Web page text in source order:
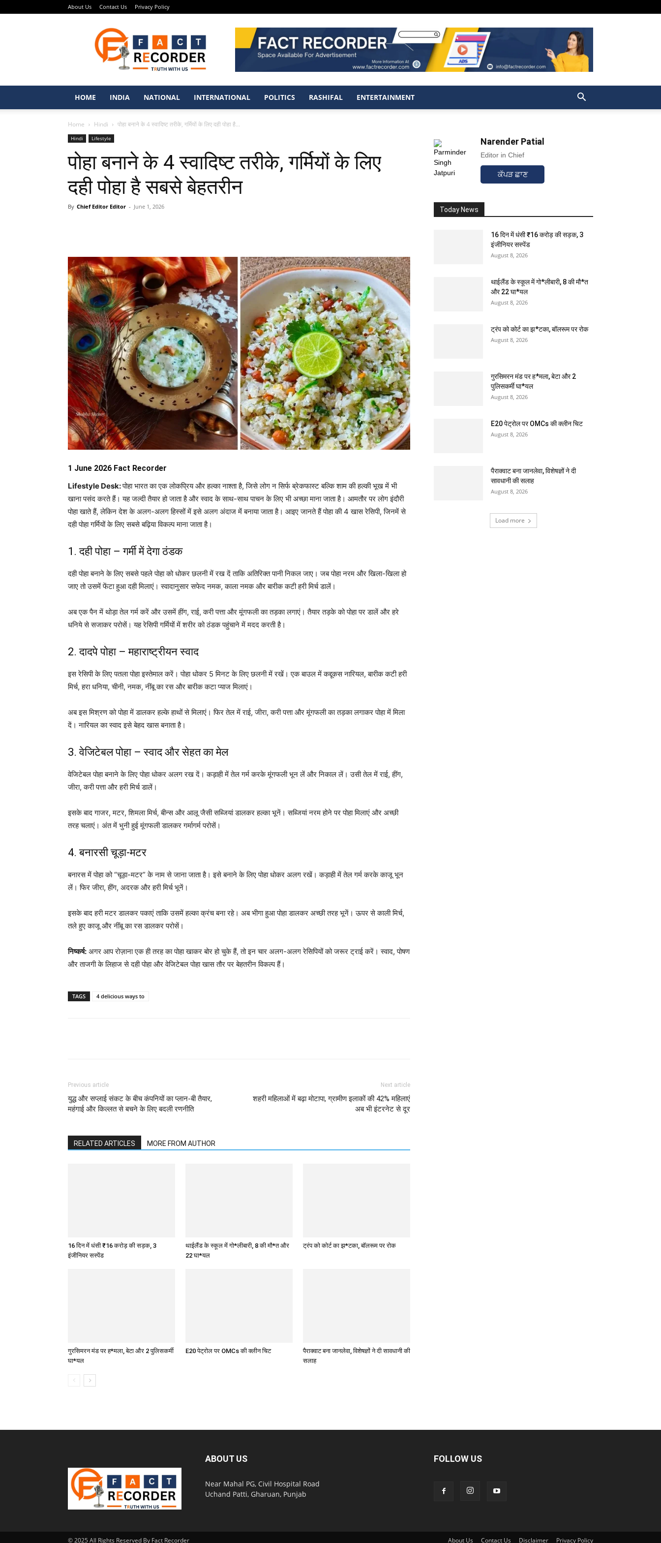
About Us Contact Us Privacy Policy
Recorder
–
Punjabi
News
Portal
HOME
INDIA NATIONAL INTERNATIONAL POLITICS RASHIFAL ENTERTAINMENT
Home Hindi पोहा बनाने के 4 स्वादिष्ट तरीके, गर्मियों के लिए दही पोहा है...
Hindi Lifestyle
पोहा बनाने के 4 स्वादिष्ट तरीके, गर्मियों के लिए
दही पोहा है सबसे बेहतरीन
By Chief Editor Editor - June 1, 2026
1 June 2026 Fact Recorder
Lifestyle Desk:पोहा भारत का एक लोकप्रिय और हल्का नाश्ता है, जिसे लोग न सिर्फ ब्रेकफास्ट बल्कि शाम की हल्की भूख में भी
खाना पसंद करते हैं। यह जल्दी तैयार हो जाता है और स्वाद के साथ-साथ पाचन के लिए भी अच्छा माना जाता है। आमतौर पर लोग इंदौरी
पोहा खाते हैं, लेकिन देश के अलग-अलग हिस्सों में इसे अलग अंदाज में बनाया जाता है। आइए जानते हैं पोहा की 4 खास रेसिपी, जिनमें से
दही पोहा गर्मियों के लिए सबसे बढ़िया विकल्प माना जाता है।
1. दही पोहा – गर्मी में देगा ठंडक
दही पोहा बनाने के लिए सबसे पहले पोहा को धोकर छलनी में रख दें ताकि अतिरिक्त पानी निकल जाए। जब पोहा नरम और खिला-खिला हो
जाए तो उसमें फेंटा हुआ दही मिलाएं। स्वादानुसार सफेद नमक, काला नमक और बारीक कटी हरी मिर्च डालें।
अब एक पैन में थोड़ा तेल गर्म करें और उसमें हींग, राई, करी पत्ता और मूंगफली का तड़का लगाएं। तैयार तड़के को पोहा पर डालें और हरे
धनिये से सजाकर परोसें। यह रेसिपी गर्मियों में शरीर को ठंडक पहुंचाने में मदद करती है।
2. दादपे पोहा – महाराष्ट्रीयन स्वाद
इस रेसिपी के लिए पतला पोहा इस्तेमाल करें। पोहा धोकर 5 मिनट के लिए छलनी में रखें। एक बाउल में कद्दूकस नारियल, बारीक कटी हरी
मिर्च, हरा धनिया, चीनी, नमक, नींबू का रस और बारीक कटा प्याज मिलाएं।
अब इस मिश्रण को पोहा में डालकर हल्के हाथों से मिलाएं। फिर तेल में राई, जीरा, करी पत्ता और मूंगफली का तड़का लगाकर पोहा में मिला
दें। नारियल का स्वाद इसे बेहद खास बनाता है।
3. वेजिटेबल पोहा – स्वाद और सेहत का मेल
वेजिटेबल पोहा बनाने के लिए पोहा धोकर अलग रख दें। कड़ाही में तेल गर्म करके मूंगफली भून लें और निकाल लें। उसी तेल में राई, हींग,
जीरा, करी पत्ता और हरी मिर्च डालें।
इसके बाद गाजर, मटर, शिमला मिर्च, बीन्स और आलू जैसी सब्जियां डालकर हल्का भूनें। सब्जियां नरम होने पर पोहा मिलाएं और अच्छी
तरह चलाएं। अंत में भुनी हुई मूंगफली डालकर गर्मागर्म परोसें।
4. बनारसी चूड़ा-मटर
बनारस में पोहा को “चूड़ा-मटर” के नाम से जाना जाता है। इसे बनाने के लिए पोहा धोकर अलग रखें। कड़ाही में तेल गर्म करके काजू भून
लें। फिर जीरा, हींग, अदरक और हरी मिर्च भूनें।
इसके बाद हरी मटर डालकर पकाएं ताकि उसमें हल्का क्रंच बना रहे। अब भीगा हुआ पोहा डालकर अच्छी तरह भूनें। ऊपर से काली मिर्च,
तले हुए काजू और नींबू का रस डालकर परोसें।
निष्कर्ष: अगर आप रोज़ाना एक ही तरह का पोहा खाकर बोर हो चुके हैं, तो इन चार अलग-अलग रेसिपियों को जरूर ट्राई करें। स्वाद, पोषण
और ताजगी के लिहाज से दही पोहा और वेजिटेबल पोहा खास तौर पर बेहतरीन विकल्प हैं।
TAGS 4 delicious ways to
Previous article
युद्ध और सप्लाई संकट के बीच कंपनियों का प्लान-बी तैयार,
महंगाई और किल्लत से बचने के लिए बदली रणनीति
Next article
शहरी महिलाओं में बढ़ा मोटापा, ग्रामीण इलाकों की 42% महिलाएं
अब भी इंटरनेट से दूर
RELATED ARTICLES MORE FROM AUTHOR
16 दिन में धंसी ₹16 करोड़ की सड़क, 3
इंजीनियर सस्पेंड
थाईलैंड के स्कूल में गो*लीबारी, 8 की मौ*त और
22 घा*यल
ट्रंप को कोर्ट का झ*टका, बॉलरूम पर रोक
गुरसिमरन मंड पर ह*मला, बेटा और 2 पुलिसकर्मी
घा*यल
E20 पेट्रोल पर OMCs की क्लीन चिट
पैराक्वाट बना जानलेवा, विशेषज्ञों ने दी सावधानी की
सलाह
Narender Patial
Editor in Chief
ਕੱਪੜ ਛਾਣ
Today News
16 दिन में धंसी ₹16 करोड़ की सड़क, 3
इंजीनियर सस्पेंड
August 8, 2026
थाईलैंड के स्कूल में गो*लीबारी, 8 की मौ*त
और 22 घा*यल
August 8, 2026
ट्रंप को कोर्ट का झ*टका, बॉलरूम पर रोक
August 8, 2026
गुरसिमरन मंड पर ह*मला, बेटा और 2
पुलिसकर्मी घा*यल
August 8, 2026
E20 पेट्रोल पर OMCs की क्लीन चिट
August 8, 2026
पैराक्वाट बना जानलेवा, विशेषज्ञों ने दी
सावधानी की सलाह
August 8, 2026
Load more
ABOUT US
Near Mahal PG, Civil Hospital Road
Uchand Patti, Gharuan, Punjab
FOLLOW US
About Us Contact Us Disclaimer Privacy Policy
© 2025 All Rights Reserved By Fact Recorder